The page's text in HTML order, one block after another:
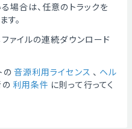
場合は、任意のトラックを
す。
ァイルの連続ダウンロード
の 音源利用ライセンス 、 ヘル
利用条件 に則って行ってく